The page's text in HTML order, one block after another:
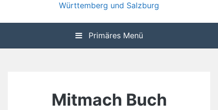
Württemberg und Salzburg
Primäres Menü
Mitmach Buch